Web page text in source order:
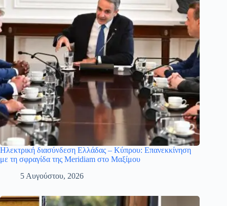
Ηλεκτρική διασύνδεση Ελλάδας – Κύπρου: Επανεκκίνηση
με τη σφραγίδα της Meridiam στο Μαξίμου
5 Αυγούστου, 2026